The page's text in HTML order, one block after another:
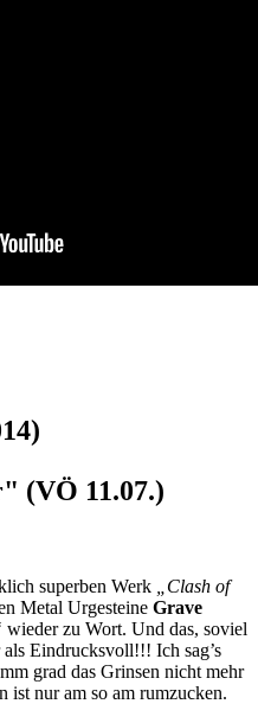
(VÖ 11.07.)
superben Werk
„Clash of
Metal Urgesteine Grave
wieder zu Wort. Und das, soviel
Eindrucksvoll!!! Ich sag’s
grad das Grinsen nicht mehr
ist nur am so am rumzucken.